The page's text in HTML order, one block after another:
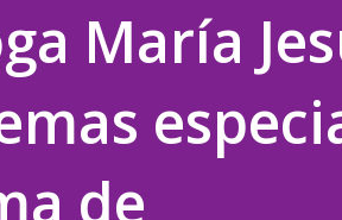
María
de